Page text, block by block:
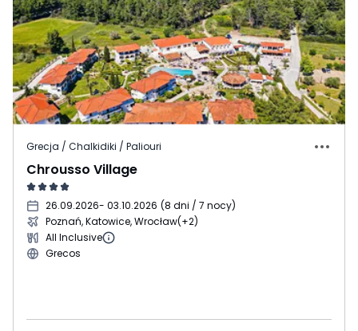
Grecja / Chalkidiki / Paliouri
Chrousso Village
26.09.2026- 03.10.2026 (8 dni / 7 nocy)
Poznań, Katowice, Wrocław(+2)
All Inclusive
Grecos